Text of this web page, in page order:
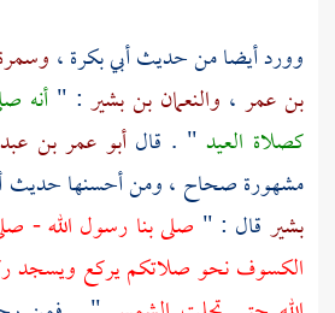
وورد أيضا من حديثأبي بكرة،
بن عمر ، والنعمان بن بشير : "أنه
كصلاة العيد " . قالأبو عمر بن
مشهورة صحاح ، ومن أحسنها حديث
بشير قال : " صلى بنا رسول الله -
الكسوف نحو صلاتكم يركع ويسجد